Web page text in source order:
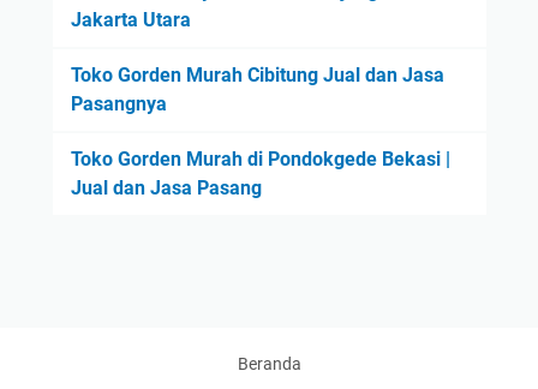
Jakarta Utara
Toko Gorden Murah Cibitung Jual dan Jasa
Pasangnya
Toko Gorden Murah di Pondokgede Bekasi |
Jual dan Jasa Pasang
Beranda